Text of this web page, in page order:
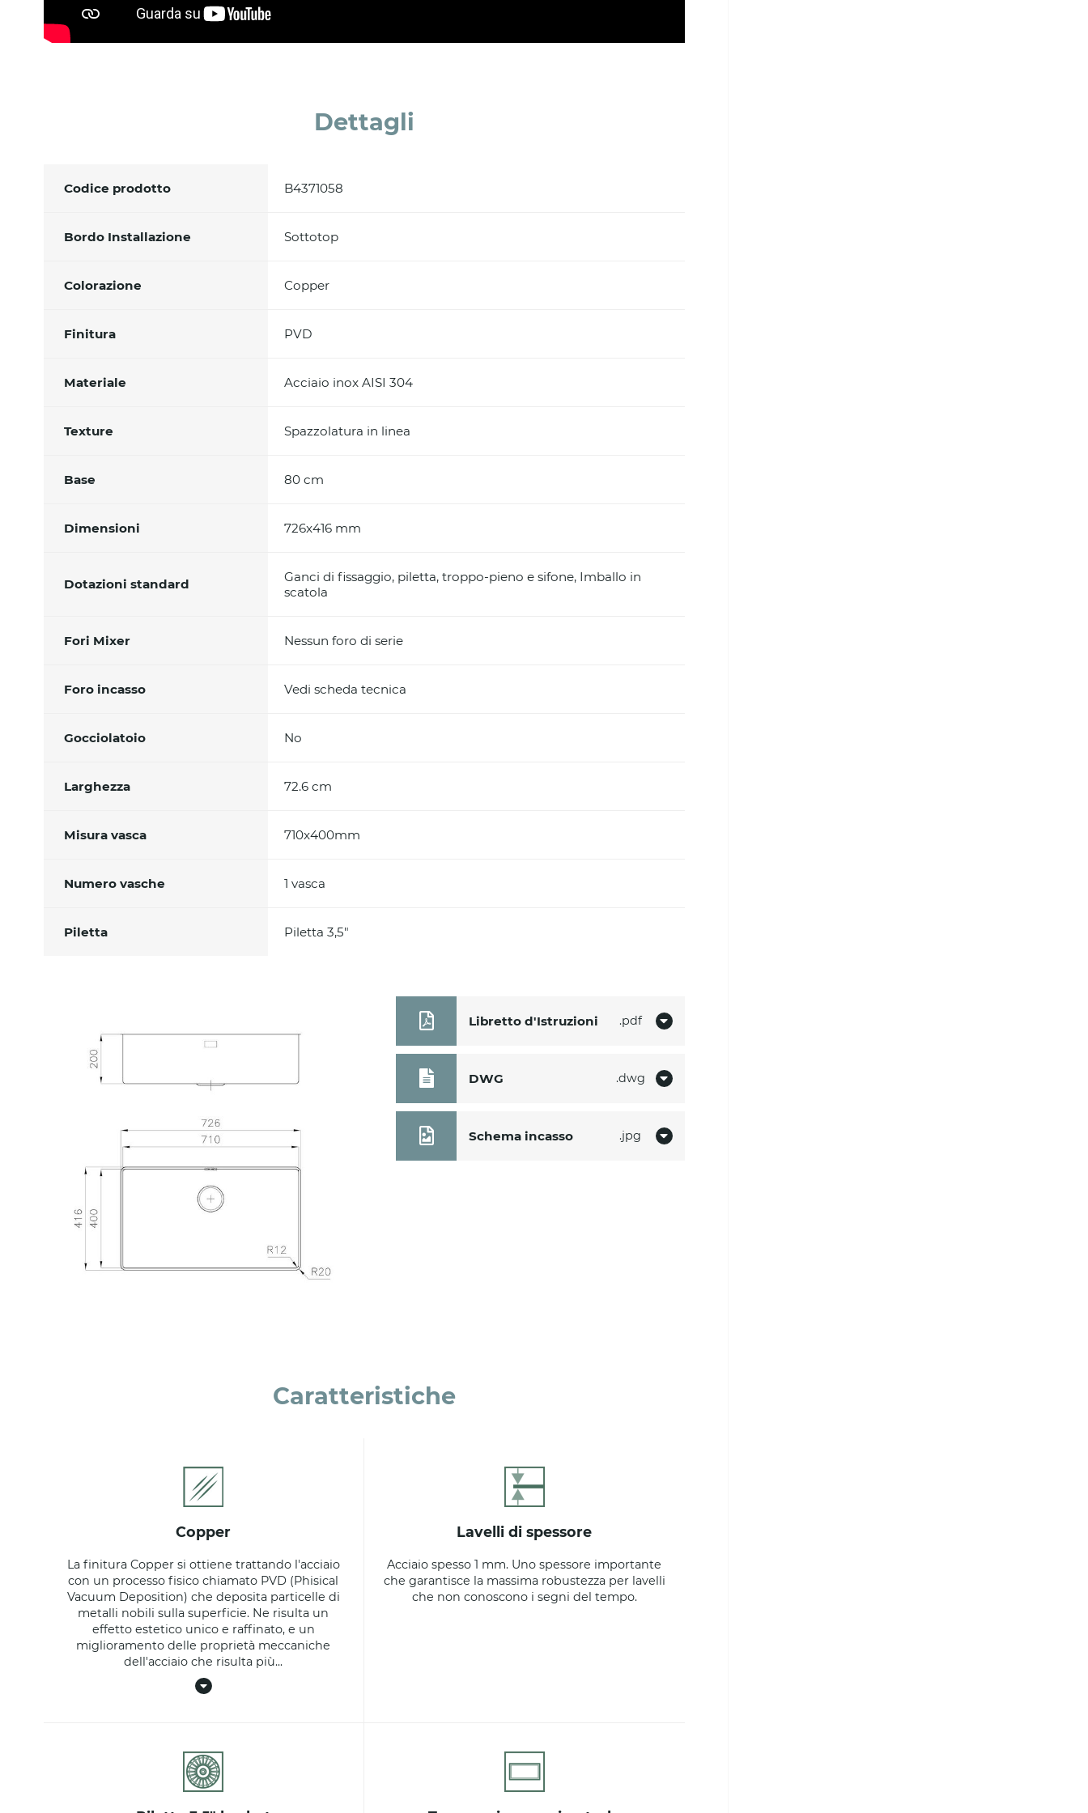
Dettagli
Libretto d'Istruzioni pdf
DWG dwg
Schema incasso jpg
Codice prodotto B4371058
Bordo Installazione Sottotop
Colorazione Copper
Finitura PVD
Materiale Acciaio inox AISI 304
Texture Spazzolatura in linea
Base 80 cm
Dimensioni 726x416 mm
Dotazioni standard
Ganci di fissaggio, piletta, troppo-pieno e sifone, Imballo in
scatola
Fori Mixer Nessun foro di serie
Foro incasso Vedi scheda tecnica
Gocciolatoio No
Larghezza 72.6 cm
Misura vasca 710x400mm
Numero vasche 1 vasca
Piletta Piletta 3,5"
Caratteristiche
copper
La finitura Copper si ottiene trattando l'acciaio
con un processo fisico chiamato PVD (Phisical
Vacuum Deposition) che deposita particelle di
metalli nobili sulla superficie. Ne risulta un
effetto estetico unico e raffinato, e un
miglioramento delle proprietà meccaniche
dell'acciaio che risulta più...
lavelli di spessore
Acciaio spesso 1 mm. Uno spessore importante
che garantisce la massima robustezza per lavelli
che non conoscono i segni del tempo.